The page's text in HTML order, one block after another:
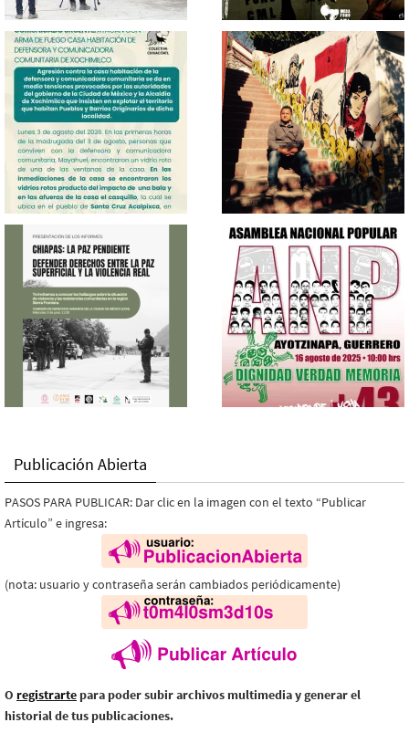
Publicación Abierta
PASOS PARA PUBLICAR: Dar clic en la imagen con el texto “Publicar
Artículo” e ingresa:
(nota: usuario y contraseña serán cambiados periódicamente)
O registrarte para poder subir archivos multimedia y generar el
historial de tus publicaciones.